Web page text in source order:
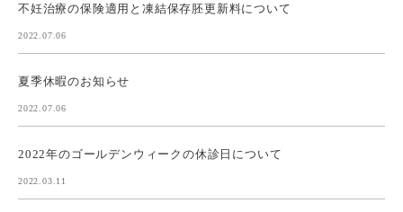
不妊治療の保険適用と凍結保存胚更新料について
2022.07.06
夏季休暇のお知らせ
2022.07.06
2022年のゴールデンウィークの休診日について
2022.03.11